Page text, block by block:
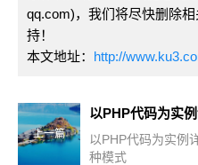
qq.com)，我们将尽快删除
持！
本文地址： http://
上一篇
以PHP代码为实例
种模式